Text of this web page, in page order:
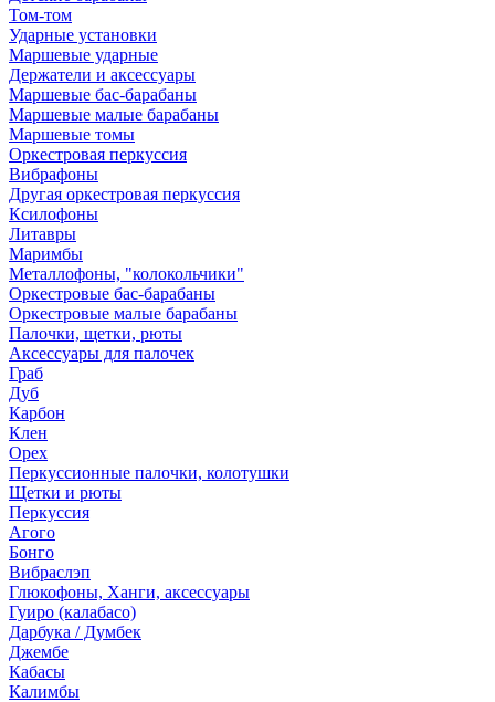
Том-том
Ударные установки
Маршевые ударные
Держатели и аксессуары
Маршевые бас-барабаны
Маршевые малые барабаны
Маршевые томы
Оркестровая перкуссия
Вибрафоны
Другая оркестровая перкуссия
Ксилофоны
Литавры
Маримбы
Металлофоны, "колокольчики"
Оркестровые бас-барабаны
Оркестровые малые барабаны
Палочки, щетки, рюты
Аксессуары для палочек
Граб
Дуб
Карбон
Клен
Орех
Перкуссионные палочки, колотушки
Щетки и рюты
Перкуссия
Агого
Бонго
Вибраслэп
Глюкофоны, Ханги, аксессуары
Гуиро (калабасо)
Дарбука / Думбек
Джембе
Кабасы
Калимбы